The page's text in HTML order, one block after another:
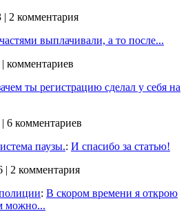
| 2 комментария
выплачивали, а то после...
| комментариев
ты регистрацию сделал у себя на
| 6 комментариев
паузы.: И спасибо за статью!
| 2 комментария
: В скором времени я открою
можно...